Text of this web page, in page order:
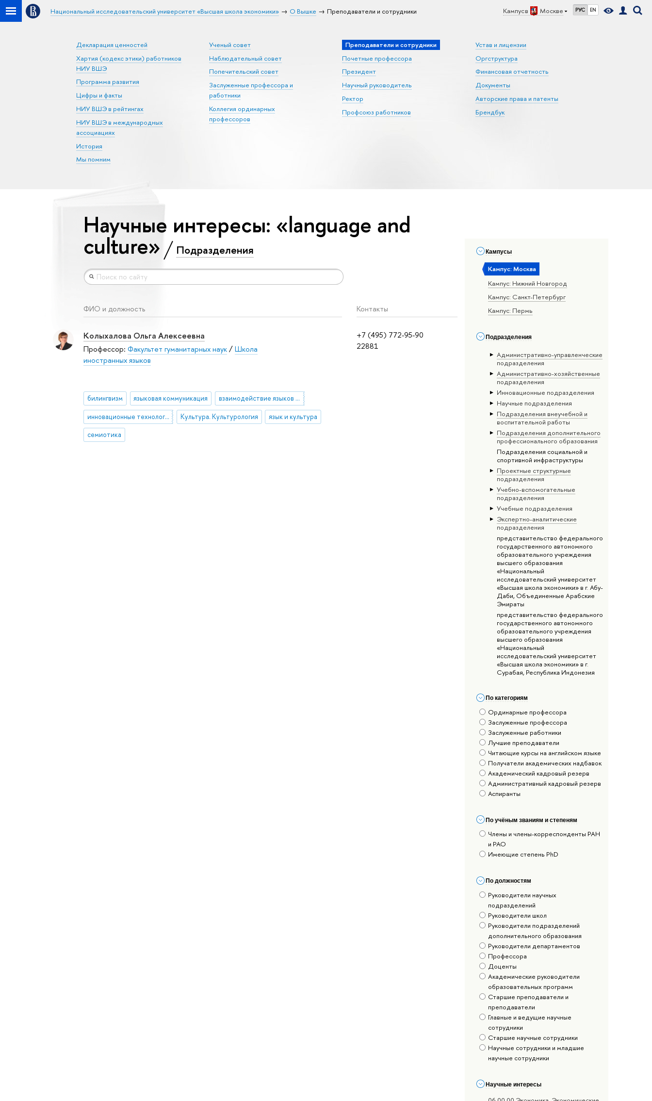
Кампус в Москве РУС EN
Национальный исследовательский университет «Высшая школа экономики» О Вышке Преподаватели и сотрудники
Декларация ценностей
Хартия (кодекс этики) работников
НИУ ВШЭ
Программа развития
Цифры и факты
НИУ ВШЭ в рейтингах
НИУ ВШЭ в международных
ассоциациях
История
Мы помним
Ученый совет
Наблюдательный совет
Попечительский совет
Заслуженные профессора и
работники
Коллегия ординарных
профессоров
Преподаватели и сотрудники
Почетные профессора
Президент
Научный руководитель
Ректор
Профсоюз работников
Устав и лицензии
Оргструктура
Финансовая отчетность
Документы
Авторские права и патенты
Брендбук
Кампусы
Кампус: Москва
Кампус: Нижний Новгород
Кампус: Санкт-Петербург
Кампус: Пермь
Подразделения
Административно-управленческие
подразделения
Административно-хозяйственные
подразделения
Инновационные подразделения
Научные подразделения
Подразделения внеучебной и
воспитательной работы
Подразделения дополнительного
профессионального образования
Подразделения социальной и
спортивной инфраструктуры
Проектные структурные
подразделения
Учебно-вспомогательные
подразделения
Учебные подразделения
Экспертно-аналитические
подразделения
представительство федерального
государственного автономного
образовательного учреждения
высшего образования
«Национальный
исследовательский университет
«Высшая школа экономики» в г. Абу-
Даби, Объединенные Арабские
Эмираты
представительство федерального
государственного автономного
образовательного учреждения
высшего образования
«Национальный
исследовательский университет
«Высшая школа экономики» в г.
Сурабая, Республика Индонезия
По категориям
Ординарные профессора
Заслуженные профессора
Заслуженные работники
Лучшие преподаватели
Читающие курсы на английском языке
Получатели академических надбавок
Академический кадровый резерв
Административный кадровый резерв
Аспиранты
По учёным званиям и степеням
Члены и члены-корреспонденты РАН
и РАО
Имеющие степень PhD
По должностям
Руководители научных
подразделений
Руководители школ
Руководители подразделений
дополнительного образования
Руководители департаментов
Профессора
Доценты
Академические руководители
образовательных программ
Старшие преподаватели и
преподаватели
Главные и ведущие научные
сотрудники
Старшие научные сотрудники
Научные сотрудники и младшие
научные сотрудники
Научные интересы
Научные интересы: «language and
culture» Подразделения
ФИО и должность Контакты
+7 (495) 772-95-90
22881
Колыхалова Ольга Алексеевна
Профессор: Факультет гуманитарных наук/Школа
иностранных языков
билингвизм языковая коммуникация взаимодействие языков и культур
инновационные технологии обучения Культура. Культурология язык и культура
семиотика